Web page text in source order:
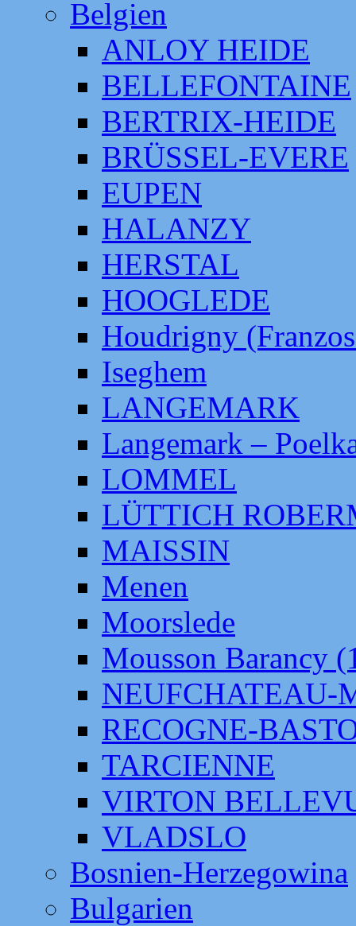
Belgien
ANLOY HEIDE
BELLEFONTAINE
BERTRIX-HEIDE
BRÜSSEL-EVERE
EUPEN
HALANZY
HERSTAL
HOOGLEDE
Houdrigny
Iseghem
LANGEMARK
Langemark –
LOMMEL
LÜTTICH
MAISSIN
Menen
Moorslede
Mousson Barancy
NEUFCHATEAU-
RECOGNE-
TARCIENNE
VIRTON
VLADSLO
Bosnien-Herzegowina
Bulgarien